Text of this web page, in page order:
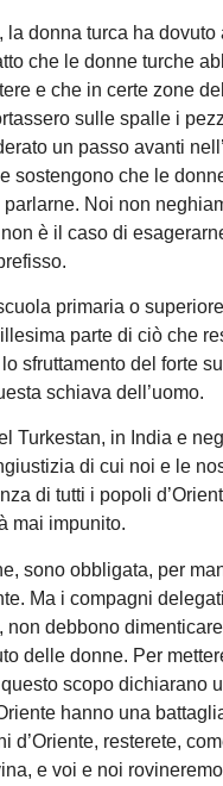
donna turca ha
che le donne turche
e che in certe zone
sulle spalle i
un passo avanti
che le
Noi non
è il caso di
primaria o
parte di ciò che
sfruttamento del forte
schiava dell’uomo.
Turkestan, in India e
di cui noi e le
di tutti i popoli
mai impunito.
sono obbligata, per
Ma i compagni
debbono
delle donne. Per
scopo dichiarano
hanno una
resterete,
e voi e noi